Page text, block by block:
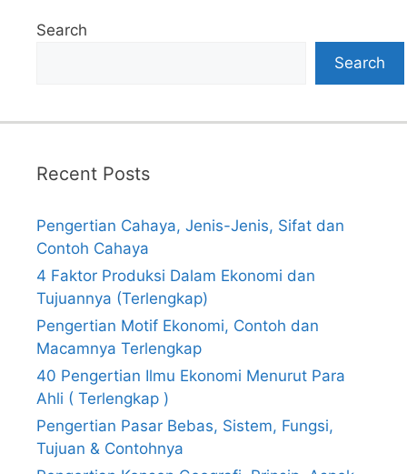
Search
Search
Recent Posts
Pengertian Cahaya, Jenis-Jenis, Sifat dan
Contoh Cahaya
4 Faktor Produksi Dalam Ekonomi dan
Tujuannya (Terlengkap)
Pengertian Motif Ekonomi, Contoh dan
Macamnya Terlengkap
40 Pengertian Ilmu Ekonomi Menurut Para
Ahli ( Terlengkap )
Pengertian Pasar Bebas, Sistem, Fungsi,
Tujuan & Contohnya